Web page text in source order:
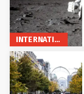
INTERNATIONAL